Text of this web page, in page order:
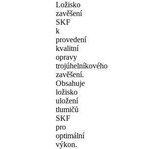
Ložisko
zavěšení
SKF
k
provedení
kvalitní
opravy
trojúhelníkového
zavěšení.
Obsahuje
ložisko
uložení
tlumičů
SKF
pro
optimální
výkon.